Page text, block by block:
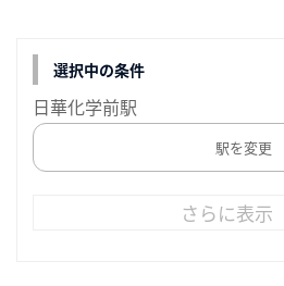
選択中の条件
日華化学前駅
駅を変更
さらに表示